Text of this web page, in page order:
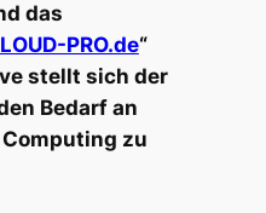
das
PRO.de“
stellt sich der
Bedarf an
zu